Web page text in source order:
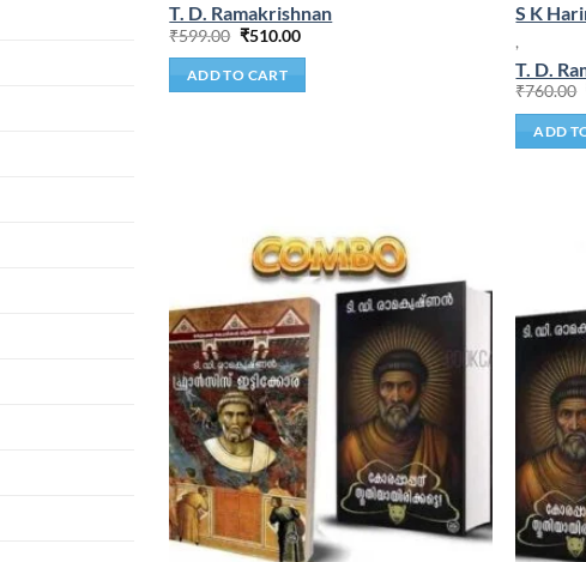
T. D. Ramakrishnan
₹599.00 ₹510.00
ADD TO CART
S K
,
T. D.
₹760.00
ADD